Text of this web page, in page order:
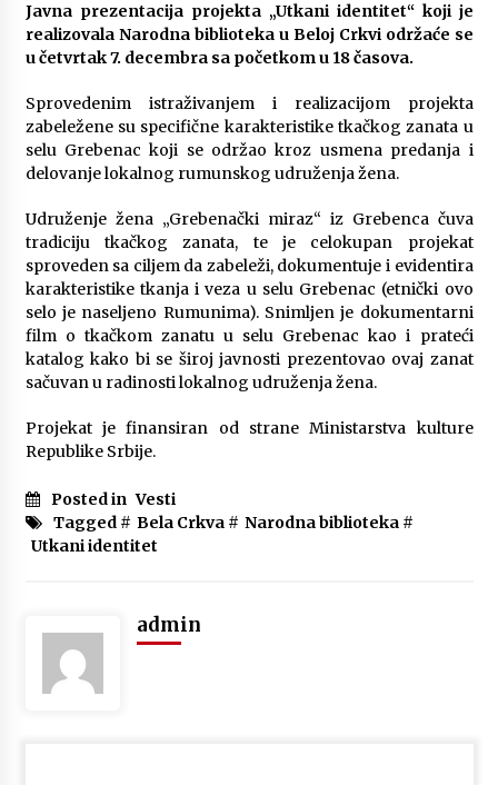
Javna prezentacija projekta „Utkani identitet“ koji je
realizovala Narodna biblioteka u Beloj Crkvi održaće se
u četvrtak 7. decembra sa početkom u 18 časova.
Sprovedenim istraživanjem i realizacijom projekta
zabeležene su specifične karakteristike tkačkog zanata u
selu Grebenac koji se održao kroz usmena predanja i
delovanje lokalnog rumunskog udruženja žena.
Udruženje žena „Grebenački miraz“ iz Grebenca čuva
tradiciju tkačkog zanata, te je celokupan projekat
sproveden sa ciljem da zabeleži, dokumentuje i evidentira
karakteristike tkanja i veza u selu Grebenac (etnički ovo
selo je naseljeno Rumunima). Snimljen je dokumentarni
film o tkačkom zanatu u selu Grebenac kao i prateći
katalog kako bi se široj javnosti prezentovao ovaj zanat
sačuvan u radinosti lokalnog udruženja žena.
Projekat je finansiran od strane Ministarstva kulture
Republike Srbije.
Posted in Vesti
Tagged # Bela Crkva# Narodna biblioteka#
Utkani identitet
admin